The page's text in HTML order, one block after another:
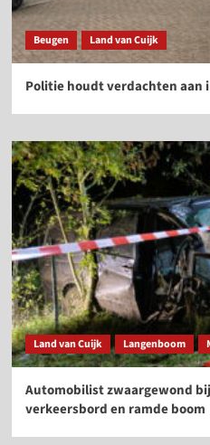
Beugen Land van Cuijk
Politie houdt verdachten aan
Land van Cuijk Langenboom
Automobilist zwaargewond
verkeersbord en ramde boom